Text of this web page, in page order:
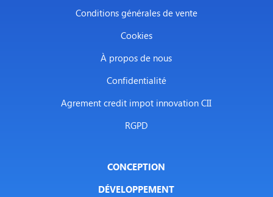
Conditions générales de vente
Cookies
À propos de nous
Confidentialité
Agrement credit impot innovation CII
RGPD
CONCEPTION
DÉVELOPPEMENT